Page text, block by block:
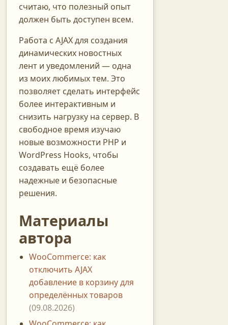
считаю, что полезный опыт
должен быть доступен всем.
Работа с AJAX для создания
динамических новостных
лент и уведомлений — одна
из моих любимых тем. Это
позволяет сделать интерфейс
более интерактивным и
снизить нагрузку на сервер. В
свободное время изучаю
новые возможности PHP и
WordPress Hooks, чтобы
создавать ещё более
надежные и безопасные
решения.
Материалы
автора
WooCommerce: как
отключить AJAX
добавление в корзину для
определённых товаров
(09.08.2026)